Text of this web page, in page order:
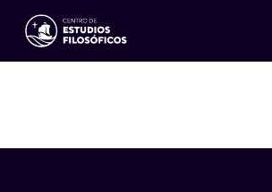
Eventos